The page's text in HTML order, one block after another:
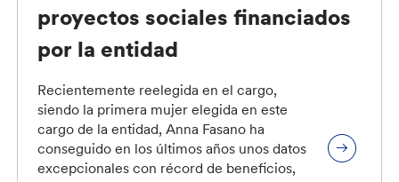
proyectos sociales financiados
por la entidad
Recientemente reelegida en el cargo,
siendo la primera mujer elegida en este
cargo de la entidad, Anna Fasano ha
conseguido en los últimos años unos datos
excepcionales con récord de beneficios,